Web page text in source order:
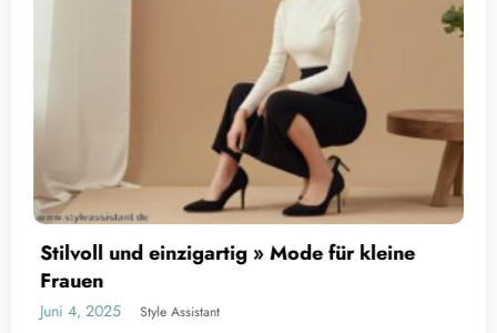
Stiefeletten zum Abendkleid
Juni 4, 2025